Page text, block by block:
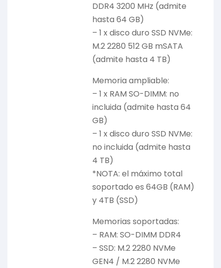
DDR4 3200 MHz (admite
hasta 64 GB)
– 1 x disco duro SSD NVMe:
M.2 2280 512 GB mSATA
(admite hasta 4 TB)
Memoria ampliable:
– 1 x RAM SO-DIMM: no
incluida (admite hasta 64
GB)
– 1 x disco duro SSD NVMe:
no incluida (admite hasta
4 TB)
*NOTA: el máximo total
soportado es 64GB (RAM)
y 4TB (SSD)
Memorias soportadas:
– RAM: SO-DIMM DDR4
– SSD: M.2 2280 NVMe
GEN4 / M.2 2280 NVMe